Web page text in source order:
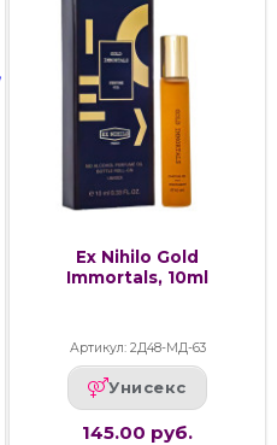
Ex Nihilo Gold
Immortals, 10ml
Артикул: 2Д48-МД-63
Унисекс
145.00 руб.